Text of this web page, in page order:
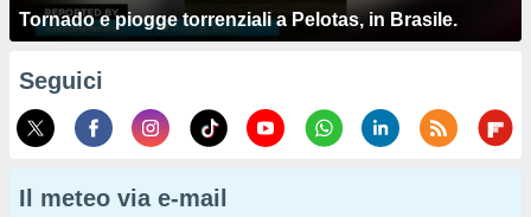
Tornado e piogge torrenziali a Pelotas, in Brasile.
Seguici
Il meteo via e-mail